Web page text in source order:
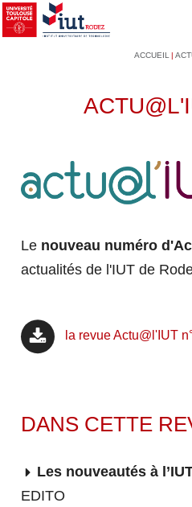
Aller
au
Navigation
principale
Le mot du Directeur
Les conseils et instances
L'organisation
NOS
LES
NOS BUT
d'Ariane
ACCUEIL
Le nouveau numéro
actualités de l'IUT de
la revue Actu@l'IUT
DANS CETTE
Les nouveautés à
EDITO